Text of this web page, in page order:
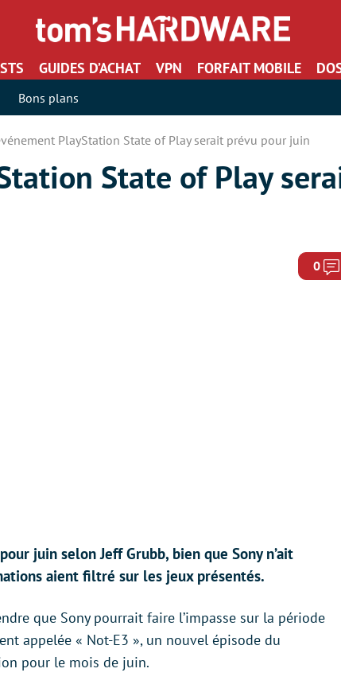
GUIDES D’ACHAT VPN FORFAIT MOBILE
Bons plans
PlayStation State of Play serait prévu pour juin
State of Play
0
juin selon Jeff Grubb, bien que Sony n’ait
aient filtré sur les jeux présentés.
que Sony pourrait faire l’impasse sur la période
appelée « Not-E3 », un nouvel épisode du
pour le mois de juin.